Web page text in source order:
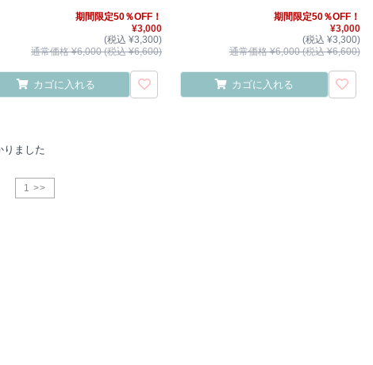
期間限定50％OFF！
¥3,000
(税込 ¥3,300)
通常価格 ¥6,000 (税込 ¥6,600)
カゴに入れる
期間限定50％OFF！
¥3,000
(税込 ¥3,300)
通常価格 ¥6,000 (税込 ¥6,600)
カゴに入れる
りました
1 >>